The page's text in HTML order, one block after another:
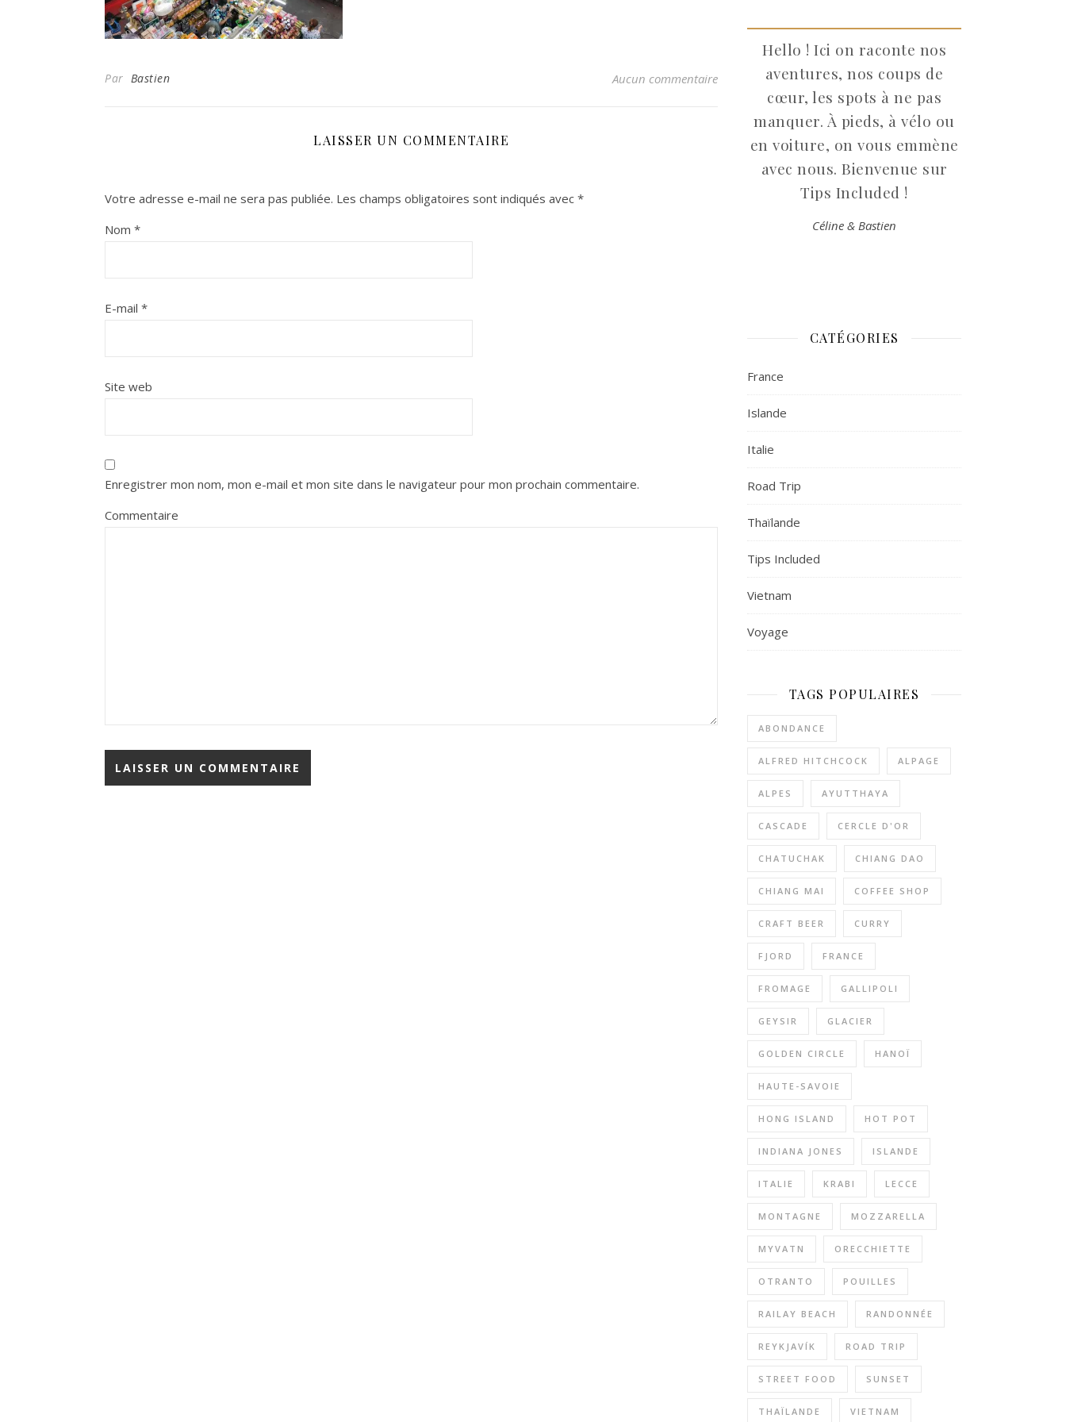
Par Bastien Aucun commentaire
LAISSER UN COMMENTAIRE
Votre adresse e-mail ne sera pas publiée. Les champs obligatoires sont indiqués avec *
Nom *
E-mail *
Site web
Enregistrer mon nom, mon e-mail et mon site dans le navigateur pour mon prochain commentaire.
Commentaire
Hello ! Ici on raconte nos
aventures, nos coups de
cœur, les spots à ne pas
manquer. À pieds, à vélo ou
en voiture, on vous emmène
avec nous. Bienvenue sur
Tips Included !
Céline & Bastien
CATÉGORIES
France
Islande
Italie
Road Trip
Thaïlande
Tips Included
Vietnam
Voyage
TAGS POPULAIRES
ABONDANCE
ALFRED HITCHCOCK ALPAGE
ALPES AYUTTHAYA
CASCADE CERCLE D'OR
CHATUCHAK CHIANG DAO
CHIANG MAI COFFEE SHOP
CRAFT BEER CURRY
FJORD FRANCE
FROMAGE GALLIPOLI
GEYSIR GLACIER
GOLDEN CIRCLE HANOÏ
HAUTE-SAVOIE
HONG ISLAND HOT POT
INDIANA JONES ISLANDE
ITALIE KRABI LECCE
MONTAGNE MOZZARELLA
MYVATN ORECCHIETTE
OTRANTO POUILLES
RAILAY BEACH RANDONNÉE
REYKJAVÍK ROAD TRIP
STREET FOOD SUNSET
THAÏLANDE VIETNAM